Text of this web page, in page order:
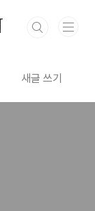
새글 쓰기